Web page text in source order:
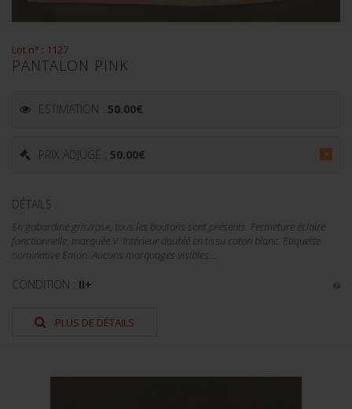
Lot n° : 1127
PANTALON PINK
ESTIMATION : 50.00€
PRIX ADJUGÉ : 50.00€ =
DÉTAILS :
En gabardine gris/rose, tous les boutons sont présents. Fermeture éclaire
fonctionnelle, marquée V. Intérieur doublé en tissu coton blanc. Etiquette
nominative Eaton. Aucuns marquages visibles....
CONDITION : II+
PLUS DE DÉTAILS